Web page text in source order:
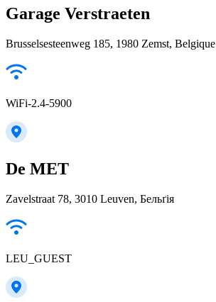
Garage Verstraeten
Brusselsesteenweg 185, 1980 Zemst, Belgique
WiFi-2.4-5900
De MET
Zavelstraat 78, 3010 Leuven, Бельґія
LEU_GUEST